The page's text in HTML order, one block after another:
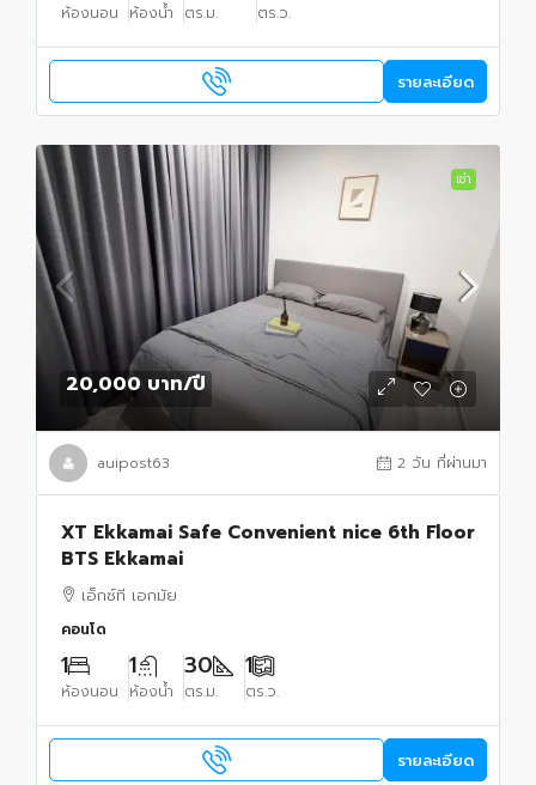
ห้องนอน ห้องน้ำ ตร.ม. ตร.ว.
รายละเอียด
เช่า
20,000 บาท/ปี
auipost63 2 วัน ที่ผ่านมา
XT Ekkamai Safe Convenient nice 6th Floor
BTS Ekkamai
เอ็กซ์ที เอกมัย
คอนโด
1
ห้องนอน
1
ห้องน้ำ
30
ตร.ม.
1
ตร.ว.
รายละเอียด